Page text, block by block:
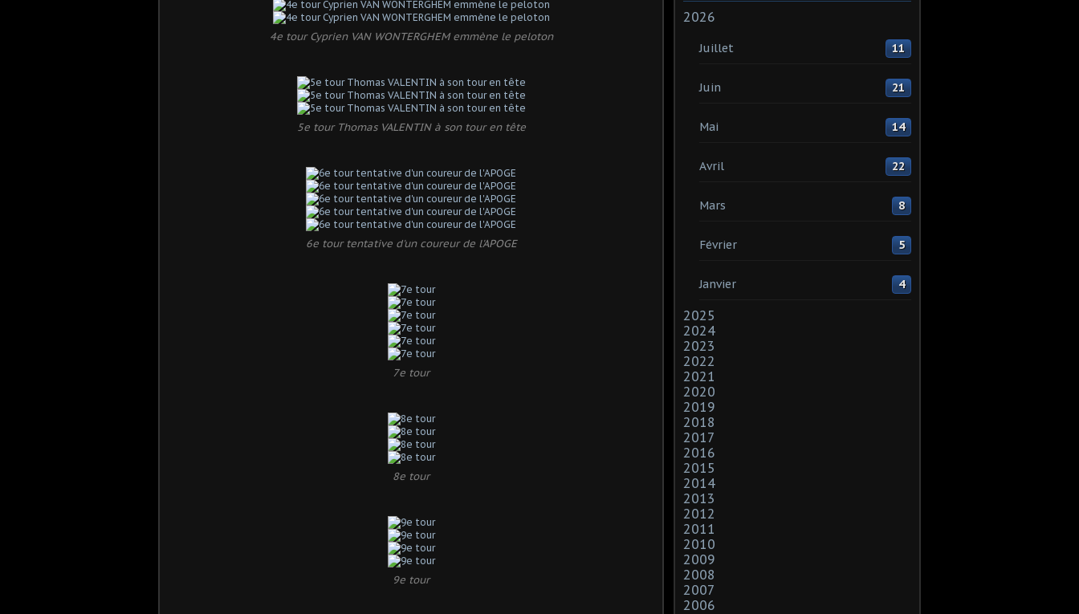
4e tour Cyprien VAN WONTERGHEM emmène le peloton
5e tour Thomas VALENTIN à son tour en tête
6e tour tentative d'un coureur de l'APOGE
7e tour
8e tour
9e tour
2026
Juillet 11
Juin 21
Mai 14
Avril 22
Mars 8
Février 5
Janvier 4
2025
2024
2023
2022
2021
2020
2019
2018
2017
2016
2015
2014
2013
2012
2011
2010
2009
2008
2007
2006